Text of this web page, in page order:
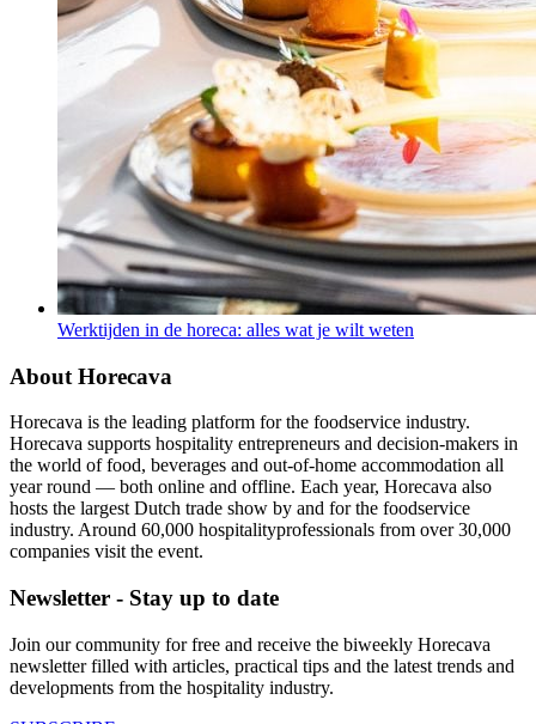
Werktijden in de horeca: alles wat je wilt weten
About Horecava
Horecava is the leading platform for the foodservice industry.
Horecava supports hospitality entrepreneurs and decision-makers in
the world of food, beverages and out-of-home accommodation all
year round — both online and offline. Each year, Horecava also
hosts the largest Dutch trade show by and for the foodservice
industry. Around 60,000 hospitalityprofessionals from over 30,000
companies visit the event.
Newsletter - Stay up to date
Join our community for free and receive the biweekly Horecava
newsletter filled with articles, practical tips and the latest trends and
developments from the hospitality industry.